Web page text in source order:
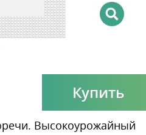
Купить
Высокоурожайный